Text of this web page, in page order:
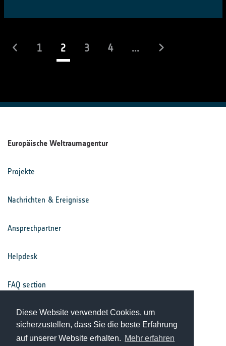
Diese Website verwendet Cookies, um
sicherzustellen, dass Sie die beste Erfahrung
auf unserer Website erhalten. Mehr erfahren
1 2(laufend)
3 4 ...
Europäische Weltraumagentur
Projekte
Nachrichten & Ereignisse
Ansprechpartner
Helpdesk
FAQ section
Nutzungsbedingungen
Datenschutz